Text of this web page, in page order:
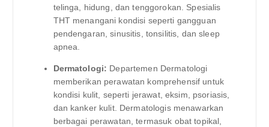
telinga, hidung, dan tenggorokan. Spesialis
THT menangani kondisi seperti gangguan
pendengaran, sinusitis, tonsilitis, dan sleep
apnea.
Dermatologi: Departemen Dermatologi
memberikan perawatan komprehensif untuk
kondisi kulit, seperti jerawat, eksim, psoriasis,
dan kanker kulit. Dermatologis menawarkan
berbagai perawatan, termasuk obat topikal,